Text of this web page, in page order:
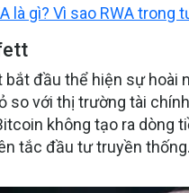
là gì? Vì sao RWA
đầu thể hiện sự hoài
so với thị trường tài
không tạo ra dòng
tắc đầu tư truyền thống.